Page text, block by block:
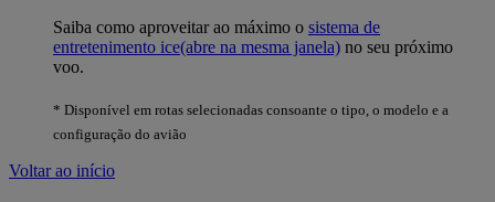
Saiba como aproveitar ao máximo o sistema de
entretenimento ice(abre na mesma janela) no seu próximo
voo.
* Disponível em rotas selecionadas consoante o tipo, o modelo e a
configuração do avião
Voltar ao início